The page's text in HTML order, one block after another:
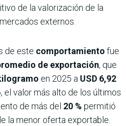
de la valorización de la
externos.
de este comportamiento fue
de exportación, que
en 2025 a USD 6,92
el valor más alto de los últimos
de más del 20 % permitió
la menor oferta exportable.